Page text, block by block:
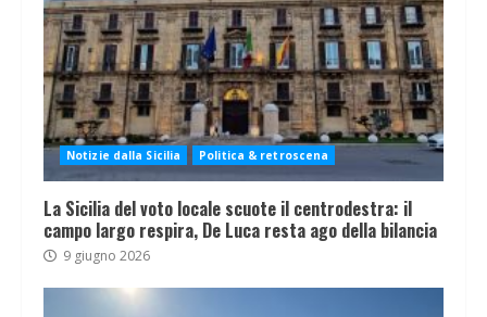
Notizie dalla Sicilia Politica & retroscena
La Sicilia del voto locale scuote il centrodestra: il
campo largo respira, De Luca resta ago della bilancia
9 giugno 2026